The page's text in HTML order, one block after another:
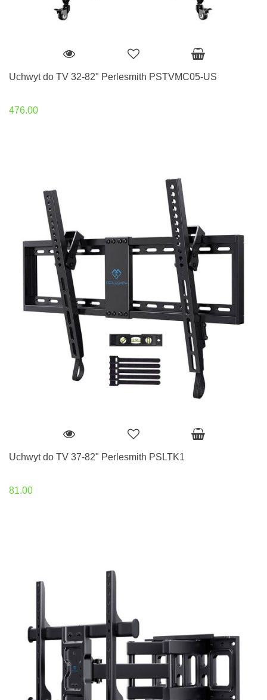
Uchwyt do TV 32-82" Perlesmith PSTVMC05-US
476.00
Uchwyt do TV 37-82" Perlesmith PSLTK1
81.00